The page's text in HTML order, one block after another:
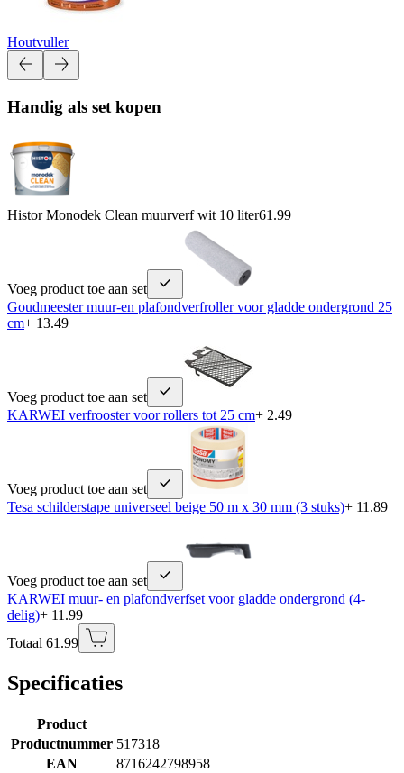
Houtvuller
Handig als set kopen
Histor Monodek Clean muurverf wit 10 liter61.99
Voeg product toe aan set
Goudmeester muur-en plafondverfroller voor gladde ondergrond 25
cm+ 13.49
Voeg product toe aan set
KARWEI verfrooster voor rollers tot 25 cm+ 2.49
Voeg product toe aan set
Tesa schilderstape universeel beige 50 m x 30 mm (3 stuks)+ 11.89
Voeg product toe aan set
KARWEI muur- en plafondverfset voor gladde ondergrond (4-
delig)+ 11.99
Totaal 61.99
Specificaties
Product
Productnummer 517318
EAN
8716242798958